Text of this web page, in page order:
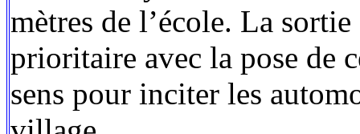
mètres de l’école. La
prioritaire avec la pose de
sens pour inciter les